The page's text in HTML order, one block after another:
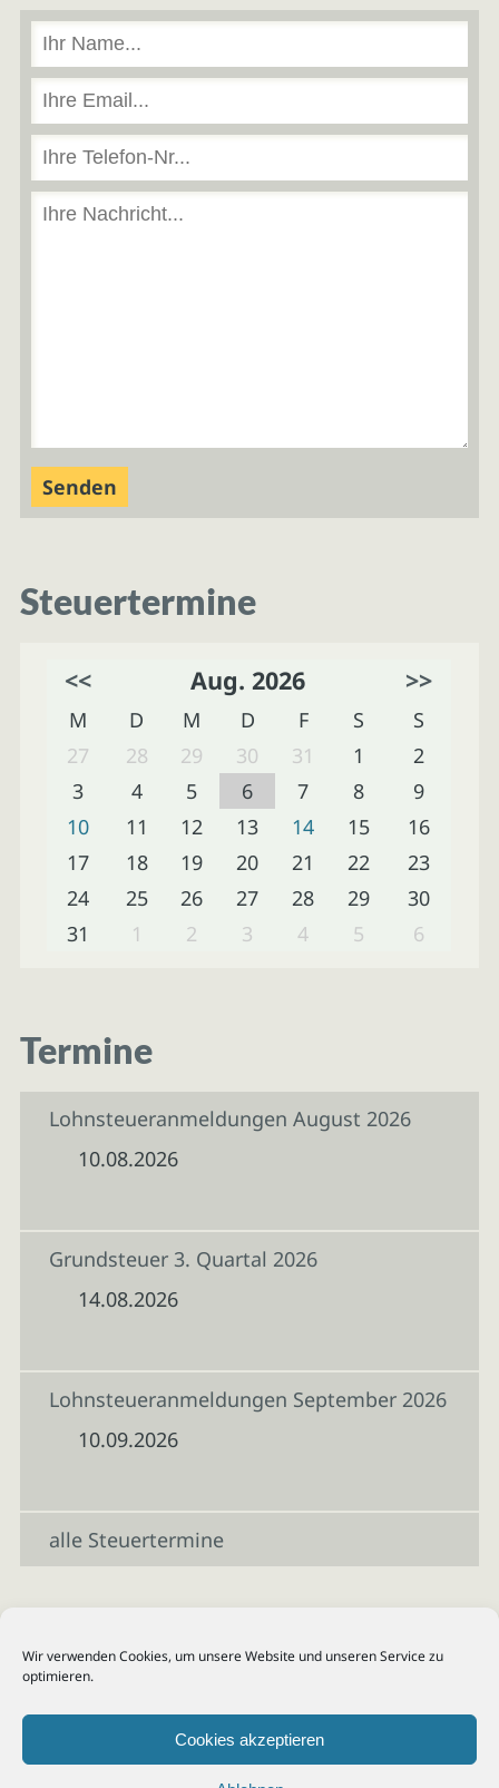
Wir verwenden Cookies, um unsere Website und unseren Service zu
optimieren.
Cookies akzeptieren
Steuertermine
<< Aug. 2026 >>
M D M D F S
S
27
28 29 30 31 1
2
3
4 5 6 7 8
9
10
11 12 13 14 15
16
17
18 19 20 21 22
23
24
25 26 27 28 29
30
31
1 2 3 4 5 6
Termine
Lohnsteueranmeldungen August 2026
10.08.2026
Grundsteuer 3. Quartal 2026
14.08.2026
Lohnsteueranmeldungen September 2026
10.09.2026
alle Steuertermine